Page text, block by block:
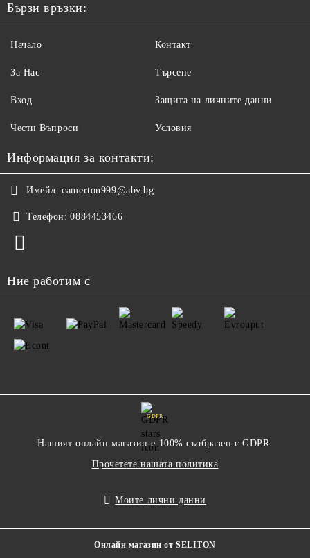
Бързи връзки:
Начало
За Нас
Вход
Чести Въпроси
Контакт
Търсене
Защита на личните данни
Условия
Информация за контакти:
Имейл: camerton999@abv.bg
Телефон: 0884453466
Ние работим с
GDPR
Нашият онлайн магазин е 100% съобразен с GDPR.
Прочетете нашата политика
Моите лични данни
Онлайн магазин от SELITON